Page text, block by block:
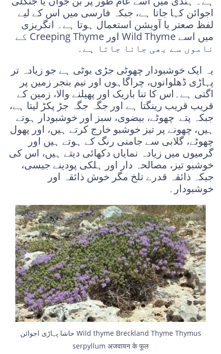
اجوائن کہا جاتا ہے، جبکہ فارسی میں اس کے لیے
لفظ صعتر یا آویشن استعمال ہوتا ہے۔ انگریزی
میں اسے Wild Thyme اور Creeping Thyme کے
ناموں سے بھی جانا جاتا ہے۔
یہ ایک خوشبودار چھوٹی جڑی بوٹی ہے جو زیادہ تر
پہاڑی ڈھلوانوں، چراگاہوں اور نیم بنجر زمین پر
اگتی ہے۔اس کا تنا باریک اور پھیلنے والا، زمین کے
قریب قریب رینگتا ہے اور جگہ جگہ جڑ پکڑ لیتا ہے،
جبکہ پتے چھوٹے، بیضوی، سبز اور خوشبودار ہوتے
ہیں، چھونے پر تیز خوشبو خارج کرتے ہیں، اور پھول
چھوٹے، گلابی سے جامنی رنگ کے ہوتے ہیں اور
گرمیوں میں زیادہ نمایاں دکھائی دیتے ہیں، اس کی
خوشبو تیز، مصالحہ دار اور ہلکی پودینے جیسی،
جبکہ ذائقہ قدرے تلخ مگر خوش ذائقہ اور
خوشبودار۔
حاشا پہاڑی اجوائن Wild thyme Breckland Thyme Thymus
serpyllum अजवायन के फूल